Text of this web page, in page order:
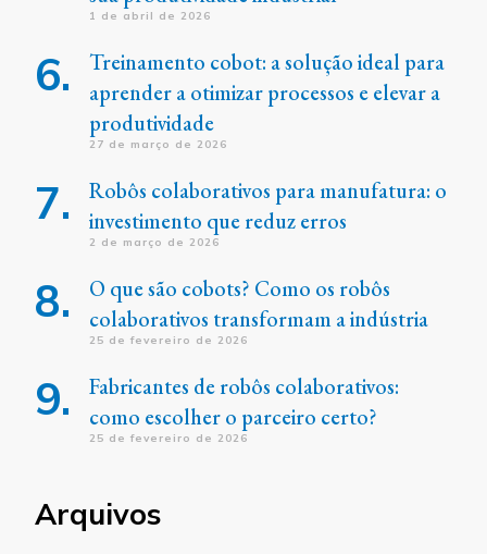
1 de abril de 2026
Treinamento cobot: a solução ideal para
aprender a otimizar processos e elevar a
produtividade
27 de março de 2026
Robôs colaborativos para manufatura: o
investimento que reduz erros
2 de março de 2026
O que são cobots? Como os robôs
colaborativos transformam a indústria
25 de fevereiro de 2026
Fabricantes de robôs colaborativos:
como escolher o parceiro certo?
25 de fevereiro de 2026
Arquivos